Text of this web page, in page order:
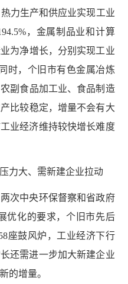
力生产和供应业实现工业
，金属制品业和计算
为净增长，分别实现工业
时，个旧市有色金属冶炼
副食品加工业、食品制造
比较稳定，增量不会有大
业经济维持较快增长难度
大、需新建企业拉动
次中央环保督察和省政府
优化的要求，个旧市先后
座鼓风炉，工业经济下行
还需进一步加大新建企业
的增量。